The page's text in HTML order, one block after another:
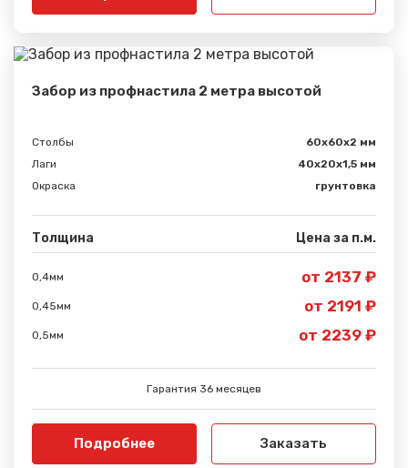
Забор из профнастила 2 метра высотой
Столбы
60х60х2 мм
Лаги
40х20х1,5 мм
Окраска
грунтовка
Толщина Цена за п.м.
0,4мм от 2137 ₽
0,45мм от 2191 ₽
0,5мм от 2239 ₽
Гарантия 36 месяцев
Подробнее Заказать
Сообщение успешно
Спасибо за обращение, наш специалист свяжется с